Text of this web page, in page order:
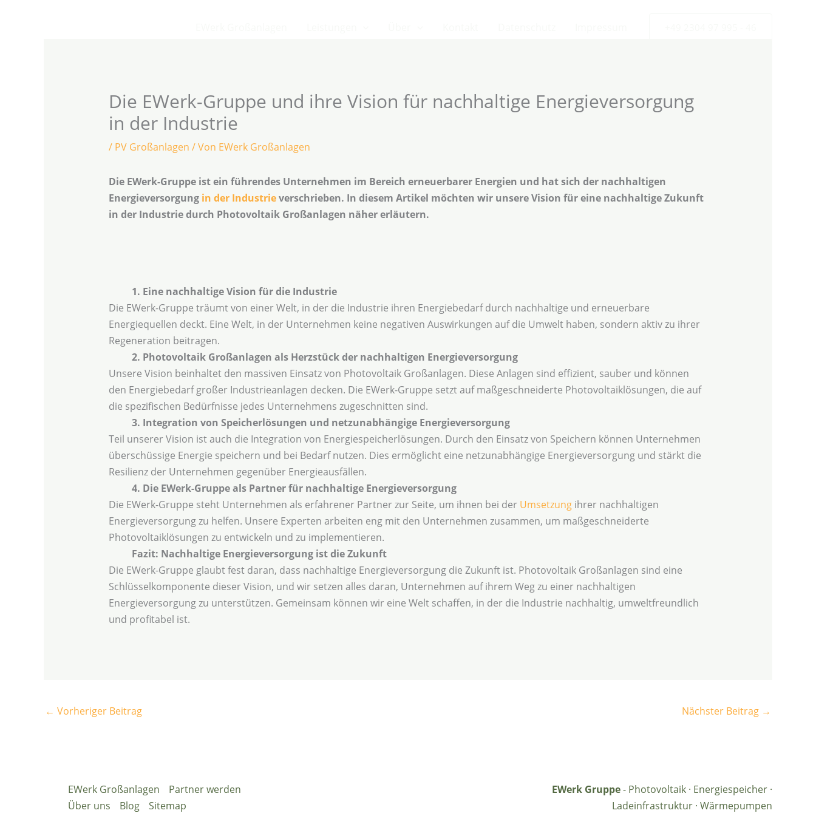
Die EWerk-Gruppe und ihre Vision für nachhaltige Energieversorgung
in der Industrie
/ PV Großanlagen / Von EWerk Großanlagen
Die EWerk-Gruppe ist ein führendes Unternehmen im Bereich erneuerbarer Energien und hat sich der nachhaltigen
Energieversorgung in der Industrieverschrieben. In diesem Artikel möchten wir unsere Vision für eine nachhaltige Zukunft
in der Industrie durch Photovoltaik Großanlagen näher erläutern.
1. Eine nachhaltige Vision für die Industrie
Die EWerk-Gruppe träumt von einer Welt, in der die Industrie ihren Energiebedarf durch nachhaltige und erneuerbare
Energiequellen deckt. Eine Welt, in der Unternehmen keine negativen Auswirkungen auf die Umwelt haben, sondern aktiv zu ihrer
Regeneration beitragen.
2. Photovoltaik Großanlagen als Herzstück der nachhaltigen Energieversorgung
Unsere Vision beinhaltet den massiven Einsatz von Photovoltaik Großanlagen. Diese Anlagen sind effizient, sauber und können
den Energiebedarf großer Industrieanlagen decken. Die EWerk-Gruppe setzt auf maßgeschneiderte Photovoltaiklösungen, die auf
die spezifischen Bedürfnisse jedes Unternehmens zugeschnitten sind.
3. Integration von Speicherlösungen und netzunabhängige Energieversorgung
Teil unserer Vision ist auch die Integration von Energiespeicherlösungen. Durch den Einsatz von Speichern können Unternehmen
überschüssige Energie speichern und bei Bedarf nutzen. Dies ermöglicht eine netzunabhängige Energieversorgung und stärkt die
Resilienz der Unternehmen gegenüber Energieausfällen.
4. Die EWerk-Gruppe als Partner für nachhaltige Energieversorgung
Die EWerk-Gruppe steht Unternehmen als erfahrener Partner zur Seite, um ihnen bei der Umsetzungihrer nachhaltigen
Energieversorgung zu helfen. Unsere Experten arbeiten eng mit den Unternehmen zusammen, um maßgeschneiderte
Photovoltaiklösungen zu entwickeln und zu implementieren.
Fazit: Nachhaltige Energieversorgung ist die Zukunft
Die EWerk-Gruppe glaubt fest daran, dass nachhaltige Energieversorgung die Zukunft ist. Photovoltaik Großanlagen sind eine
Schlüsselkomponente dieser Vision, und wir setzen alles daran, Unternehmen auf ihrem Weg zu einer nachhaltigen
Energieversorgung zu unterstützen. Gemeinsam können wir eine Welt schaffen, in der die Industrie nachhaltig, umweltfreundlich
und profitabel ist.
← Vorheriger Beitrag Nächster Beitrag →
EWerk Großanlagen
Partner werden
Über uns
Blog Sitemap
EWerk Gruppe- Photovoltaik · Energiespeicher ·
Ladeinfrastruktur · Wärmepumpen